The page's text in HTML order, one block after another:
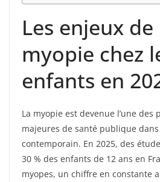
Les enjeux de
myopie chez
enfants en
La myopie est devenue l’une des
majeures de santé publique
contemporain. En 2025, des
30 % des enfants de 12 ans en
myopes, un chiffre en constante